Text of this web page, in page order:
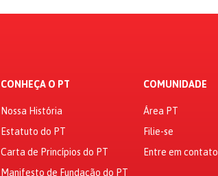
CONHEÇA O PT
Nossa História
Estatuto do PT
Carta de Princípios do PT
Manifesto de Fundação do PT
COMUNIDADE
Área PT
Filie-se
Entre em contato